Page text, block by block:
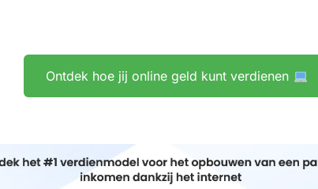
Ontdek hoe jij online geld kunt verdienen